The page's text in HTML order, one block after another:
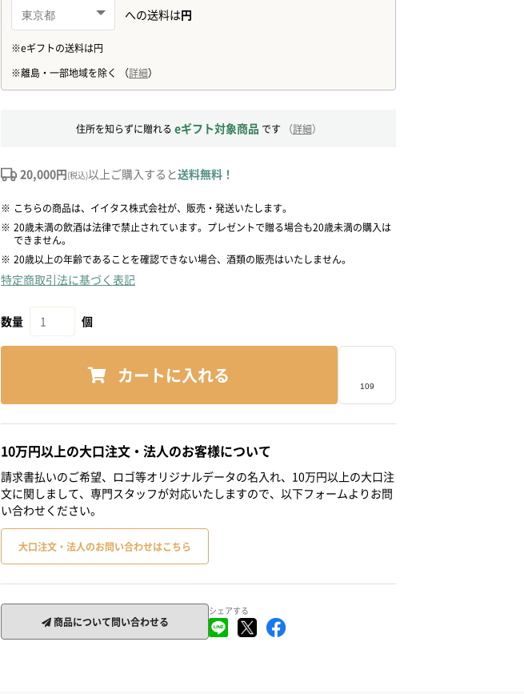
住所を知らずに贈れる eギフト対象商品 です （詳細）
20,000円(税込)以上ご購入すると送料無料！
※ こちらの商品は、イイタス株式会社が、販売・発送いたします。
※ 20歳未満の飲酒は法律で禁止されています。プレゼントで贈る場合も20歳未満の購入は
できません。
※ 20歳以上の年齢であることを確認できない場合、酒類の販売はいたしません。
特定商取引法に基づく表記
数量 個
カートに入れる
10万円以上の大口注文・法人のお客様について
請求書払いのご希望、ロゴ等オリジナルデータの名入れ、10万円以上の大口注
文に関しまして、専門スタッフが対応いたしますので、以下フォームよりお問
い合わせください。
大口注文・法人のお問い合わせはこちら
商品について問い合わせる
シェアする